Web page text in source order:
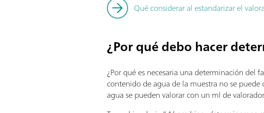
Qué considerar al estandarizar el
¿Por qué debo hacer
¿Por qué es necesaria una determinación del
contenido de agua de la muestra no se
agua se pueden valorar con un ml de